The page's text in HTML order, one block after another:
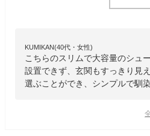
KUMIKAN(40代・女性)
こちらのスリムで大容量のシュ
設置できず、玄関もすっきり見
選ぶことができ、シンプルで馴